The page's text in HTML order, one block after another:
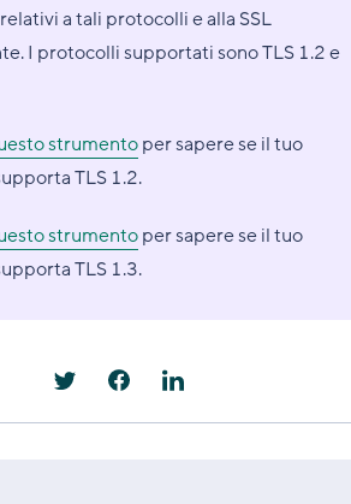
a tali protocolli e alla SSL
I protocolli supportati sono TLS 1.2 e
strumentoper sapere se il tuo
TLS 1.2.
strumentoper sapere se il tuo
TLS 1.3.